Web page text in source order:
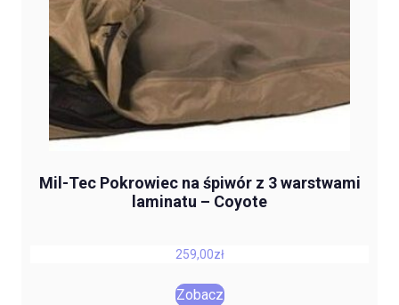
Mil-Tec Pokrowiec na śpiwór z 3 warstwami
laminatu – Coyote
259,00zł
Zobacz